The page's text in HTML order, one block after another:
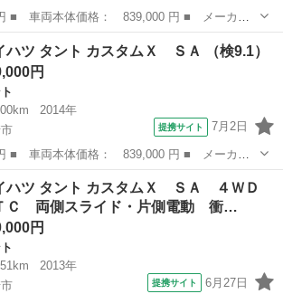
名： タント ■ グレード名： カスタム
660cc ■ ドア枚数： 5D ■ ミッション：
タント
ハツ タント カスタムＸ ＳＡ （検9.1）
円
2014年
提携サイト 7月2日
名： タント ■ グレード名： カスタム
660cc ■ ドア枚数： 5D ■ ミッション：
タント
ハツ タント カスタムＸ ＳＡ ４ＷＤ
Ｃ 両側スライド・片側電動 衝…
円
2013年
提携サイト 6月27日